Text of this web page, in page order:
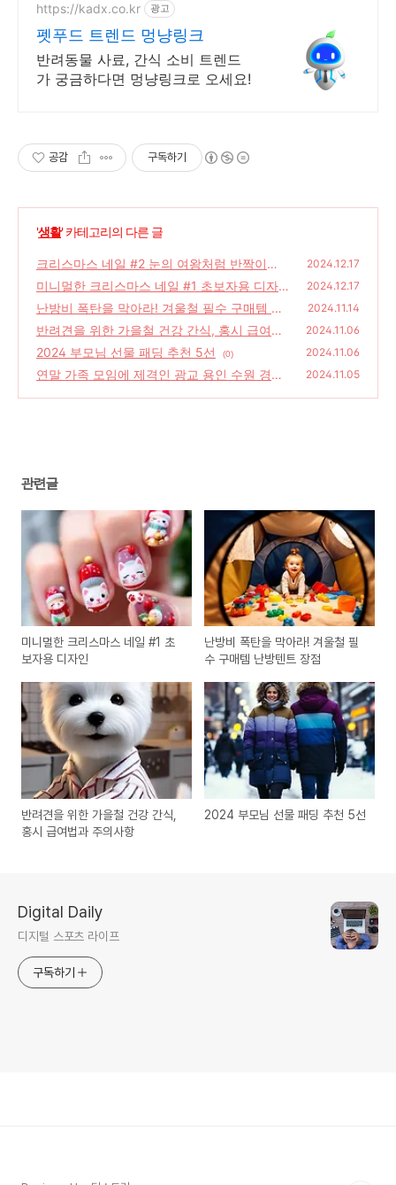
https://kadx.co.kr 광고
펫푸드 트렌드 멍냥링크
반려동물 사료, 간식 소비 트렌드
가 궁금하다면 멍냥링크로 오세요!
공감 구독하기
'생활' 카테고리의 다른 글
크리스마스 네일 #2 눈의 여왕처럼 반짝이는
글리터 그라데이션
(0)
2024.12.17
미니멀한 크리스마스 네일 #1 초보자용 디자
인
(0)
2024.12.17
난방비 폭탄을 막아라! 겨울철 필수 구매템 난
방텐트 장점
(0)
2024.11.14
반려견을 위한 가을철 건강 간식, 홍시 급여법
과 주의사항
(0)
2024.11.06
2024 부모님 선물 패딩 추천 5선 (0) 2024.11.06
연말 가족 모임에 제격인 광교 용인 수원 경기
2024.11.05
관련글
미니멀한 크리스마스 네일 #1 초
보자용 디자인
난방비 폭탄을 막아라! 겨울철 필
수 구매템 난방텐트 장점
반려견을 위한 가을철 건강 간식,
홍시 급여법과 주의사항
2024 부모님 선물 패딩 추천 5선
Digital Daily
디지털 스포츠 라이프
구독하기